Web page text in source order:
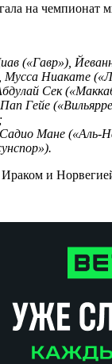
на
(«Гавр»),
Мусса Ниакате
Сек
Гейе
Мане
и